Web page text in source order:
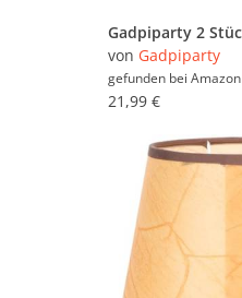
von Gadpiparty
gefunden bei Amazon
21,99 €